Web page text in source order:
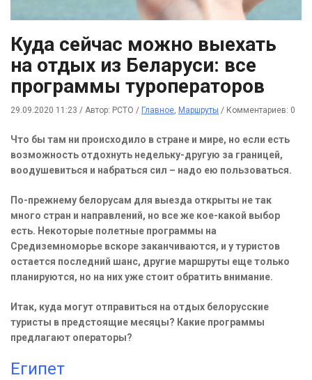
Куда сейчас можно выехать
на отдых из Беларуси: все
программы туроператоров
29.09.2020 11:23 / Автор: РСТО / Главное, Маршруты / Комментариев: 0
Что бы там ни происходило в стране и мире, но если есть
возможность отдохнуть недельку-другую за границей,
воодушевиться и набраться сил – надо ею пользоваться.
По-прежнему белорусам для выезда открыты не так
много стран и направлений, но все же кое-какой выбор
есть. Некоторые полетные программы на
Средиземноморье вскоре заканчиваются, и у туристов
остается последний шанс, другие маршруты еще только
планируются, но на них уже стоит обратить внимание.
Итак, куда могут отправиться на отдых белорусские
туристы в предстоящие месяцы? Какие программы
предлагают операторы?
Египет